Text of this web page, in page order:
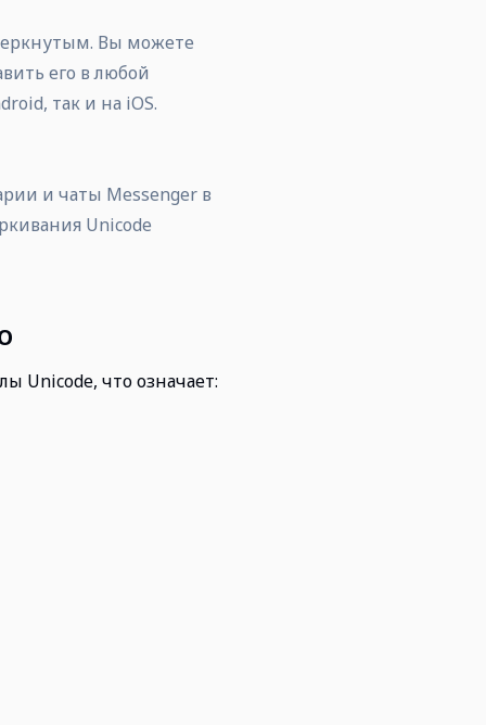
Вы можете
его в любой
так и на iOS.
и чаты Messenger в
Unicode
Unicode, что означает: